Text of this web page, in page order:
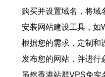
购买并设置域名，将域
安装网站建设工具，如
根据您的需求，定制和
发布您的网站，并进行
虽然香港站群VPS免实